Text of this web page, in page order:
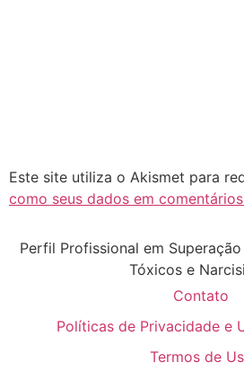
Este site utiliza o Akismet para
como seus dados em
Perfil Profissional em
Tóxicos e
Contato
Políticas de Privacidade e
Termos de